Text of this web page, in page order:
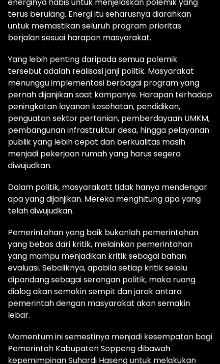
energinya habis untuk menjelaskan polemik yang
terus berulang. Energi itu seharusnya diarahkan
untuk memastikan seluruh program prioritas
berjalan sesuai harapan masyarakat.
Yang lebih penting daripada semua polemik
tersebut adalah realisasi janji politik. Masyarakat
menunggu implementasi berbagai program yang
pernah dijanjikan saat kampanye. Harapan terhadap
peningkatan layanan kesehatan, pendidikan,
penguatan sektor pertanian, pemberdayaan UMKM,
pembangunan infrastruktur desa, hingga pelayanan
publik yang lebih cepat dan berkualitas masih
menjadi pekerjaan rumah yang harus segera
diwujudkan.
Dalam politik, masyarakatt tidak hanya mendengar
apa yang dijanjikan. Mereka menghitung apa yang
telah diwujudkan.
Pemerintahan yang baik bukanlah pemerintahan
yang bebas dari kritik, melainkan pemerintahan
yang mampu menjadikan kritik sebagai bahan
evaluasi. Sebaliknya, apabila setiap kritik selalu
dipandang sebagai serangan politik, maka ruang
dialog akan semakin sempit dan jarak antara
pemerintah dengan masyarakat akan semakin
lebar.
Momentum ini semestinya menjadi kesempatan bagi
Pemerintah Kabupaten Soppeng dibawah
kepemimpinan Suhardi Haseng untuk melakukan